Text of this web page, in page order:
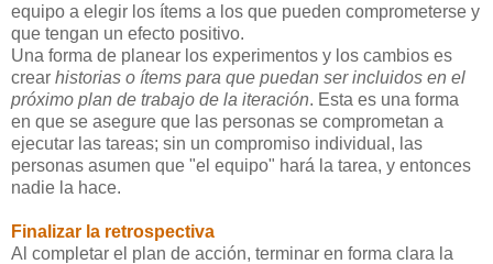
equipo a elegir los ítems a los que pueden comprometerse y
que tengan un efecto positivo.
Una forma de planear los experimentos y los cambios es
crear historias o ítems para que puedan ser incluidos en el
próximo plan de trabajo de la iteración. Esta es una forma
en que se asegure que las personas se comprometan a
ejecutar las tareas; sin un compromiso individual, las
personas asumen que "el equipo" hará la tarea, y entonces
nadie la hace.
Finalizar la retrospectiva
Al completar el plan de acción, terminar en forma clara la